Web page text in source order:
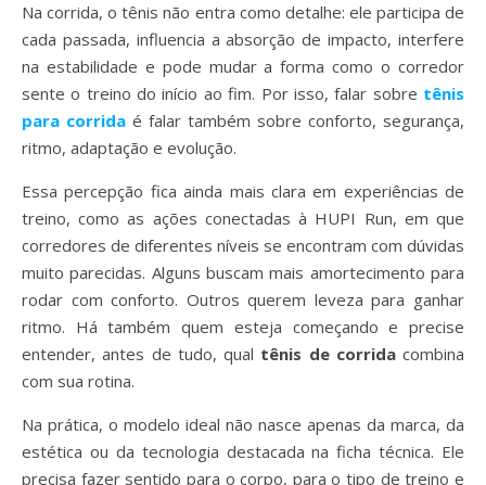
Na corrida, o tênis não entra como detalhe: ele participa de
cada passada, influencia a absorção de impacto, interfere
na estabilidade e pode mudar a forma como o corredor
sente o treino do início ao fim. Por isso, falar sobre tênis
para corrida é falar também sobre conforto, segurança,
ritmo, adaptação e evolução.
Essa percepção fica ainda mais clara em experiências de
treino, como as ações conectadas à HUPI Run, em que
corredores de diferentes níveis se encontram com dúvidas
muito parecidas. Alguns buscam mais amortecimento para
rodar com conforto. Outros querem leveza para ganhar
ritmo. Há também quem esteja começando e precise
entender, antes de tudo, qual tênis de corridacombina
com sua rotina.
Na prática, o modelo ideal não nasce apenas da marca, da
estética ou da tecnologia destacada na ficha técnica. Ele
precisa fazer sentido para o corpo, para o tipo de treino e